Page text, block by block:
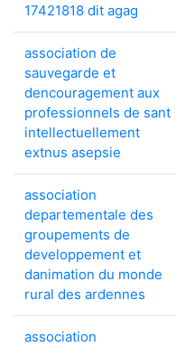
17421818 dit agag
association de
sauvegarde et
dencouragement aux
professionnels de sant
intellectuellement
extnus asepsie
association
departementale des
groupements de
developpement et
danimation du monde
rural des ardennes
association